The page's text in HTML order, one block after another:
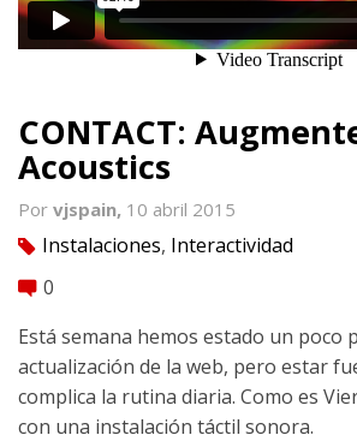
CONTACT:
Acoustics
Por vjspain, 10 abril 2015
tag Instalaciones, Interactividad
comment 0
Está semana hemos estado un poco
actualización de la web, pero estar
complica la rutina diaria. Como es
con una instalación táctil sonora.